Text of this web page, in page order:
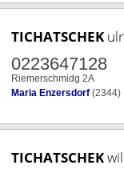
TICHATSCHEK
0223647128
Riemerschmidg 2A
Maria Enzersdorf (2344)
TICHATSCHEK